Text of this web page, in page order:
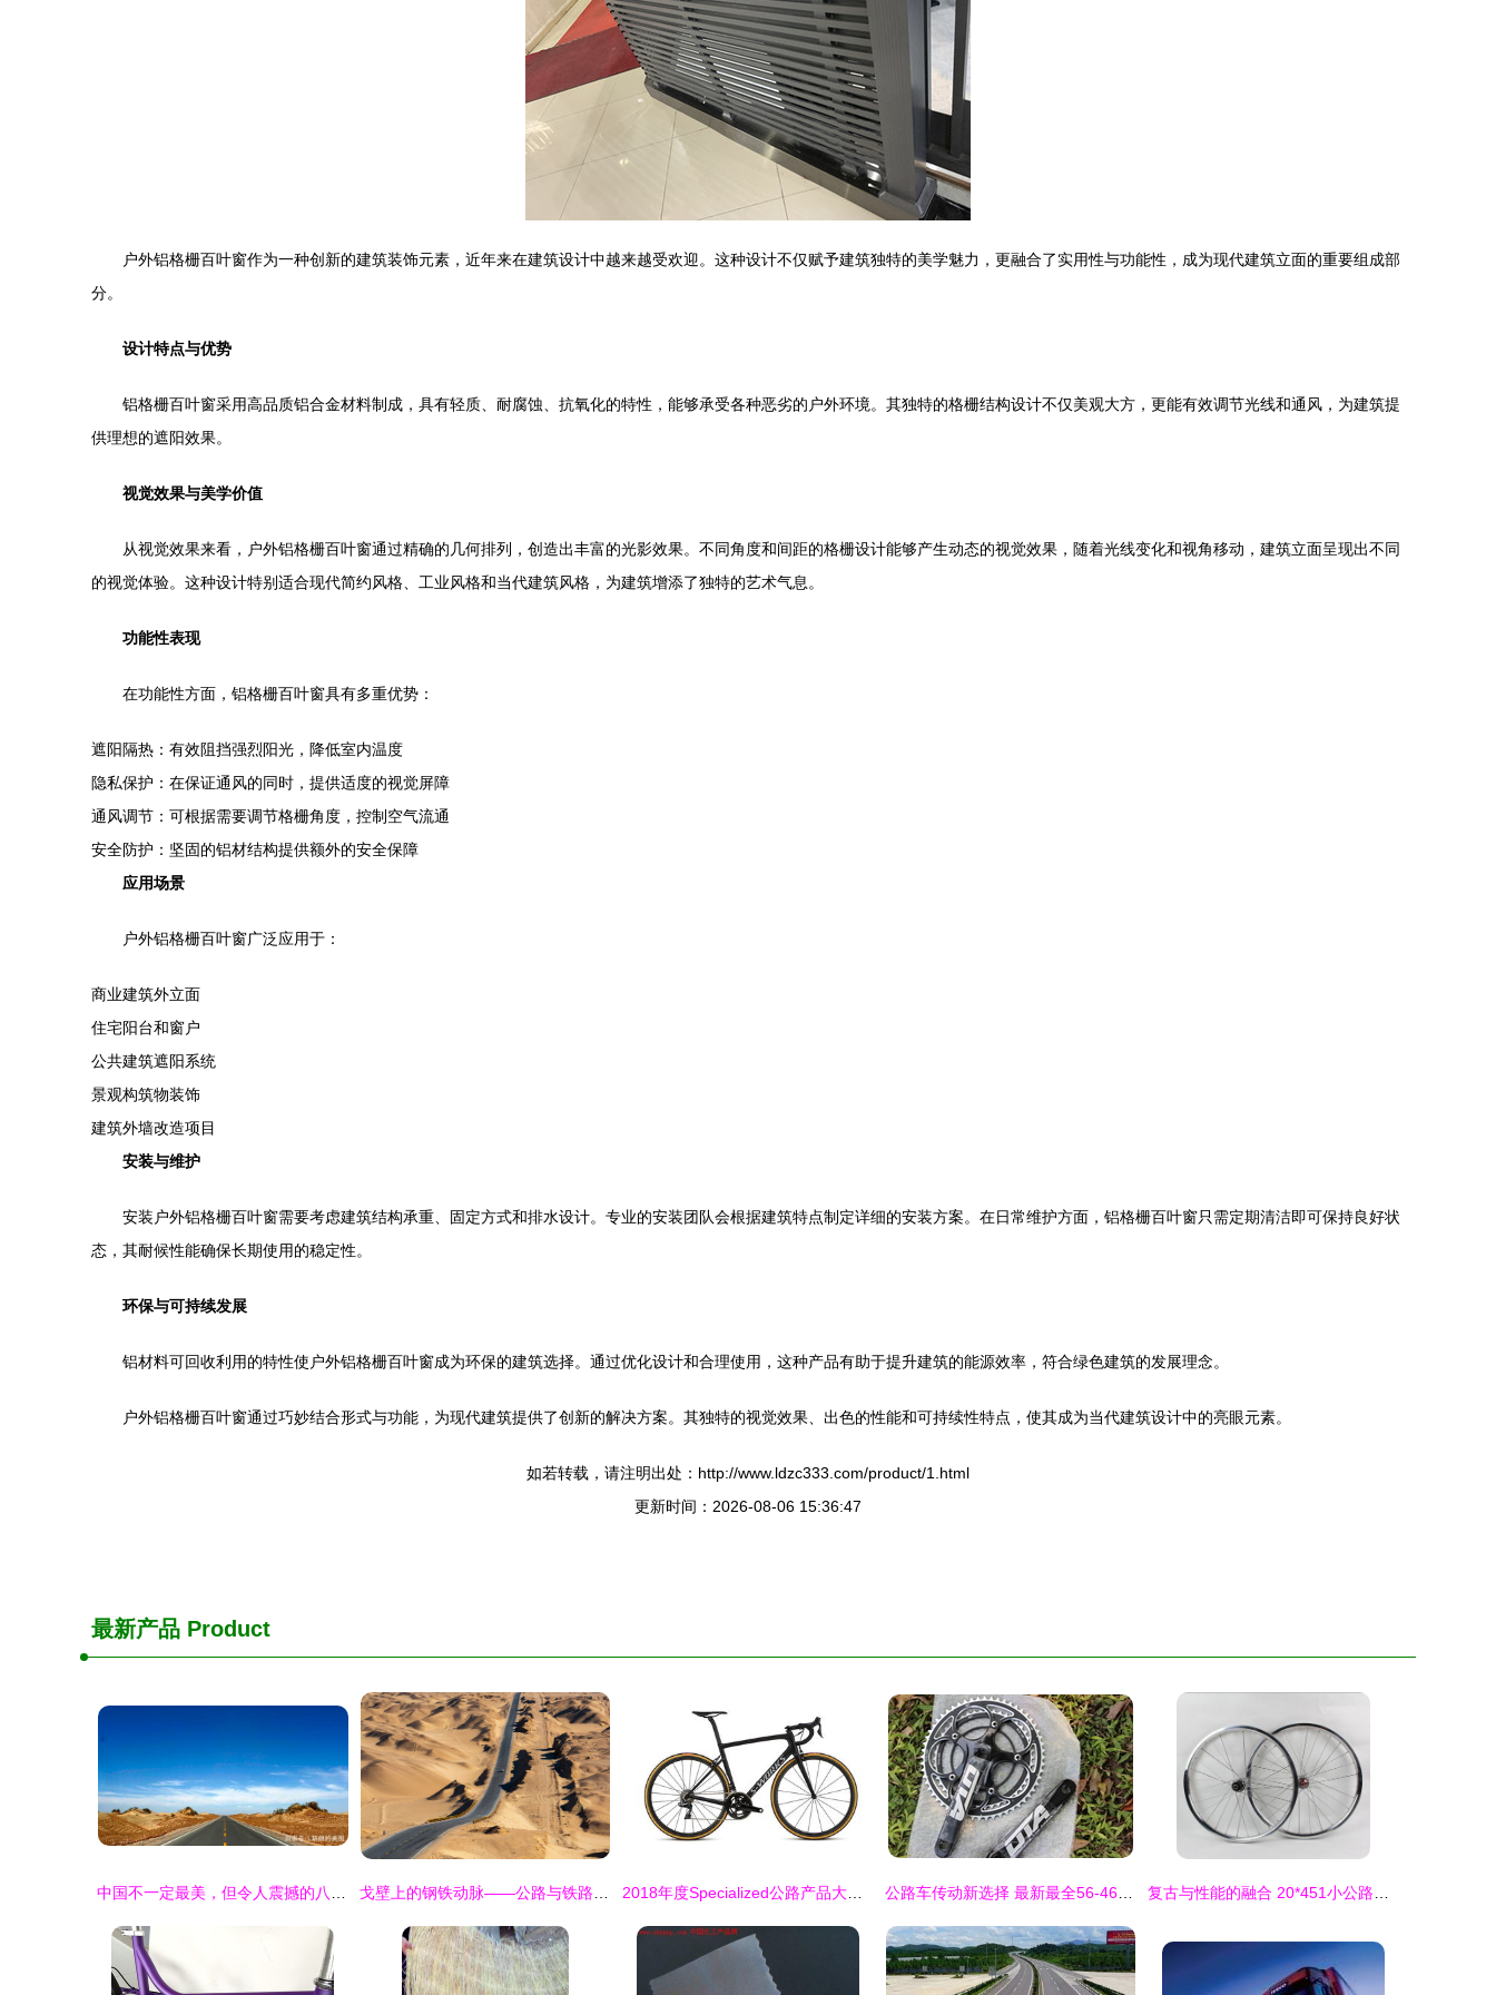
户外铝格栅百叶窗作为一种创新的建筑装饰元素，近年来在建筑设计中越来越受欢迎。这种设计不仅赋予建筑独特的美学魅力，更融合了实用性与功能性，成为现代建筑立面的重要组成部
分。
设计特点与优势
铝格栅百叶窗采用高品质铝合金材料制成，具有轻质、耐腐蚀、抗氧化的特性，能够承受各种恶劣的户外环境。其独特的格栅结构设计不仅美观大方，更能有效调节光线和通风，为建筑提
供理想的遮阳效果。
视觉效果与美学价值
从视觉效果来看，户外铝格栅百叶窗通过精确的几何排列，创造出丰富的光影效果。不同角度和间距的格栅设计能够产生动态的视觉效果，随着光线变化和视角移动，建筑立面呈现出不同
的视觉体验。这种设计特别适合现代简约风格、工业风格和当代建筑风格，为建筑增添了独特的艺术气息。
功能性表现
在功能性方面，铝格栅百叶窗具有多重优势：
遮阳隔热：有效阻挡强烈阳光，降低室内温度
隐私保护：在保证通风的同时，提供适度的视觉屏障
通风调节：可根据需要调节格栅角度，控制空气流通
安全防护：坚固的铝材结构提供额外的安全保障
应用场景
户外铝格栅百叶窗广泛应用于：
商业建筑外立面
住宅阳台和窗户
公共建筑遮阳系统
景观构筑物装饰
建筑外墙改造项目
安装与维护
安装户外铝格栅百叶窗需要考虑建筑结构承重、固定方式和排水设计。专业的安装团队会根据建筑特点制定详细的安装方案。在日常维护方面，铝格栅百叶窗只需定期清洁即可保持良好状
态，其耐候性能确保长期使用的稳定性。
环保与可持续发展
铝材料可回收利用的特性使户外铝格栅百叶窗成为环保的建筑选择。通过优化设计和合理使用，这种产品有助于提升建筑的能源效率，符合绿色建筑的发展理念。
户外铝格栅百叶窗通过巧妙结合形式与功能，为现代建筑提供了创新的解决方案。其独特的视觉效果、出色的性能和可持续性特点，使其成为当代建筑设计中的亮眼元素。
如若转载，请注明出处：http://www.ldzc333.com/product/1.html
更新时间：2026-08-06 15:36:47
最新产品 Product